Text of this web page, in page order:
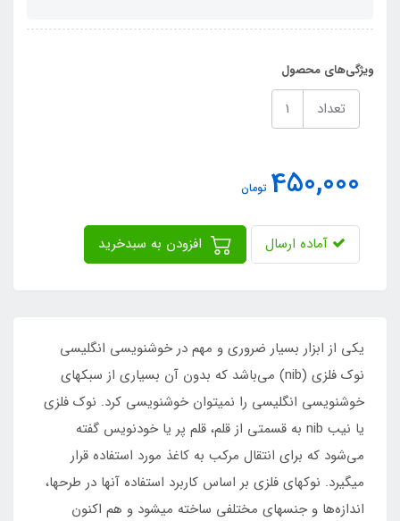
ویژگی‌های محصول
تعداد
450,000 تومان
آماده ارسال
یکی از ابزار بسیار ضروری و مهم در خوشنویسی انگلیسی
نوک فلزی (nib) می‌باشد که بدون آن بسیاری از سبکهای
خوشنویسی انگلیسی را نمیتوان خوشنویسی کرد. نوک فلزی
یا نیب nib به قسمتی از قلم، قلم پر یا خودنویس گفته
می‌شود که برای انتقال مرکب به کاغذ مورد استفاده قرار
میگیرد. نوکهای فلزی بر اساس کاربرد استفاده آنها در طرحها،
اندازه‌ها و جنسهای مختلفی ساخته میشود و هم اکنون